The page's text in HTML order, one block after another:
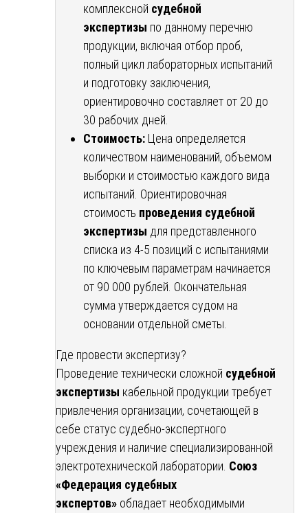
комплексной судебной
экспертизы по данному перечню
продукции, включая отбор проб,
полный цикл лабораторных испытаний
и подготовку заключения,
ориентировочно составляет от 20 до
30 рабочих дней.
Стоимость: Цена определяется
количеством наименований, объемом
выборки и стоимостью каждого вида
испытаний. Ориентировочная
стоимость проведения судебной
экспертизы для представленного
списка из 4-5 позиций с испытаниями
по ключевым параметрам начинается
от 90 000 рублей. Окончательная
сумма утверждается судом на
основании отдельной сметы.
Где провести экспертизу?
Проведение технически сложной судебной
экспертизы кабельной продукции требует
привлечения организации, сочетающей в
себе статус судебно-экспертного
учреждения и наличие специализированной
электротехнической лаборатории. Союз
«Федерация судебных
экспертов» обладает необходимыми